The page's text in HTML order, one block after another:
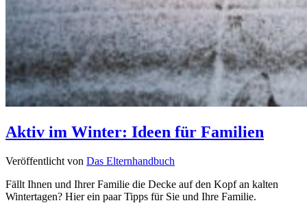
Aktiv im Winter: Ideen für Familien
Veröffentlicht von Das Elternhandbuch
Fällt Ihnen und Ihrer Familie die Decke auf den Kopf an kalten
Wintertagen? Hier ein paar Tipps für Sie und Ihre Familie.